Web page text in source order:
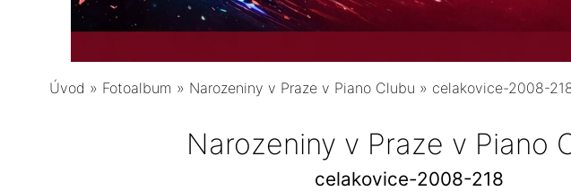
Úvod » Fotoalbum » Narozeniny v Praze v Piano Clubu » celakovice-2008-
Narozeniny v Praze v Piano
celakovice-2008-218